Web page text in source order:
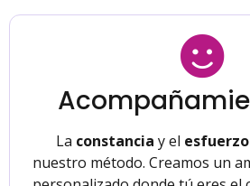
La constancia y el esfuerzo
nuestro método. Creamos un